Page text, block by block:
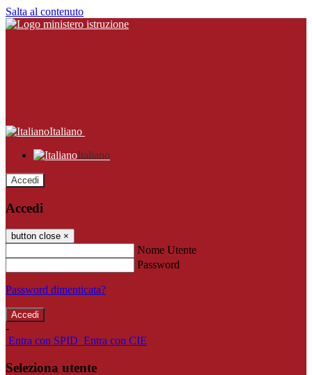
Salta al contenuto
Italiano
Italiano
Accedi
Accedi
button close ×
Nome Utente
Password
Password dimenticata?
-
Entra con SPID Entra con CIE
Seleziona utente